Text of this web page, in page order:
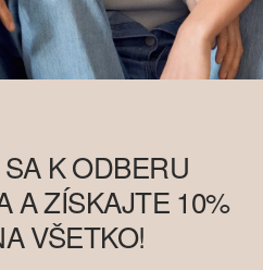
K ODBERU
A ZÍSKAJTE 10%
VŠETKO!